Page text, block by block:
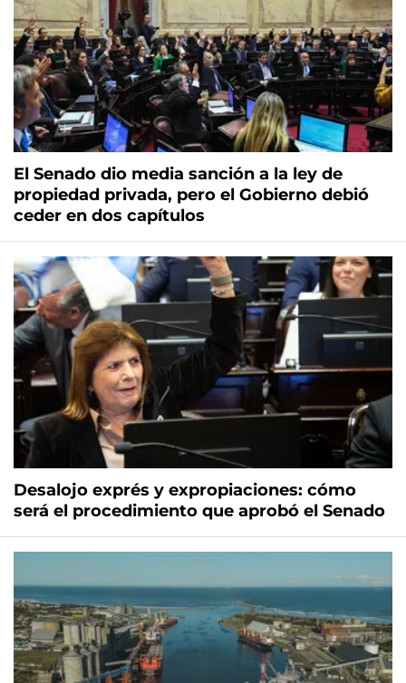
El Senado dio media sanción a la ley de
propiedad privada, pero el Gobierno debió
ceder en dos capítulos
Desalojo exprés y expropiaciones: cómo
será el procedimiento que aprobó el Senado